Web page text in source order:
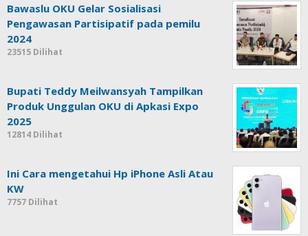
Bawaslu OKU Gelar Sosialisasi
Pengawasan Partisipatif pada pemilu
2024
23515 Dilihat
Bupati Teddy Meilwansyah Tampilkan
Produk Unggulan OKU di Apkasi Expo
2025
12814 Dilihat
Ini Cara mengetahui Hp iPhone Asli Atau
KW
7757 Dilihat